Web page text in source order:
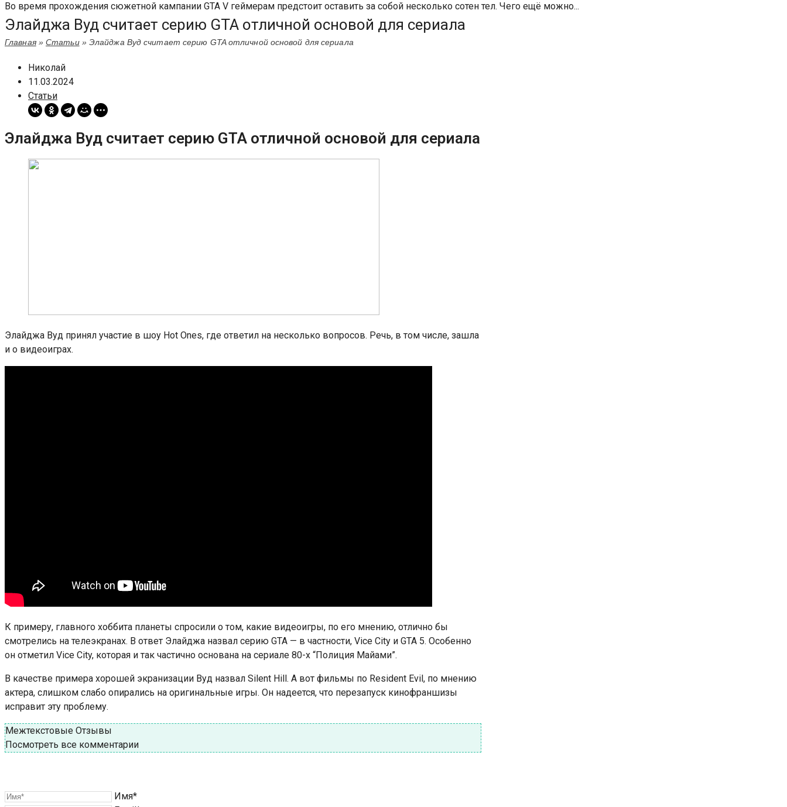
Во время прохождения сюжетной кампании GTA V геймерам предстоит оставить за собой несколько сотен тел. Чего ещё можно...
Элайджа Вуд считает серию GTA отличной основой для сериала
Главная»Статьи» Элайджа Вуд считает серию GTA отличной основой для сериала
Николай
11.03.2024
Статьи
Элайджа Вуд считает серию GTA отличной основой для сериала
Элайджа Вуд принял участие в шоу Hot Ones, где ответил на несколько вопросов. Речь, в том числе, зашла
и о видеоиграх.
К примеру, главного хоббита планеты спросили о том, какие видеоигры, по его мнению, отлично бы
смотрелись на телеэкранах. В ответ Элайджа назвал серию GTA — в частности, Vice City и GTA 5. Особенно
он отметил Vice City, которая и так частично основана на сериале 80-х “Полиция Майами”.
В качестве примера хорошей экранизации Вуд назвал Silent Hill. А вот фильмы по Resident Evil, по мнению
актера, слишком слабо опирались на оригинальные игры. Он надеется, что перезапуск кинофраншизы
исправит эту проблему.
Межтекстовые Отзывы
Посмотреть все комментарии
Имя*